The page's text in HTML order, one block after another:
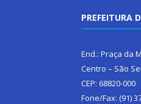
PREFEITURA
End.: Praça da
Centro – São
CEP: 68820-000
Fone/Fax: (91)